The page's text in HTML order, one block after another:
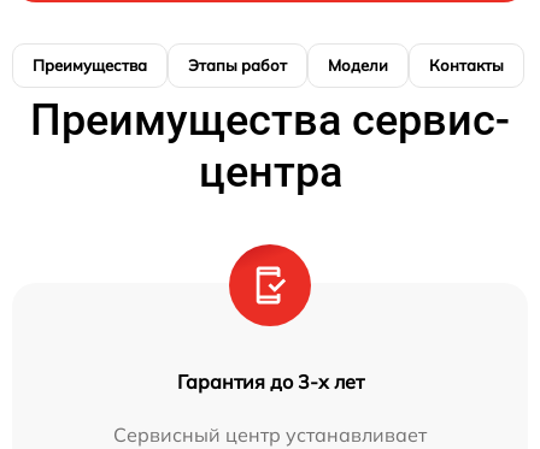
Преимущества Этапы работ Модели Контакты
Преимущества сервис-
центра
Гарантия до 3-х лет
Сервисный центр устанавливает